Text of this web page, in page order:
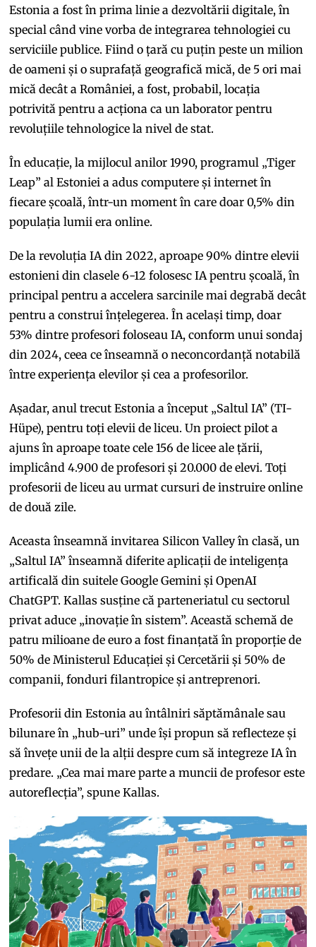
Estonia a fost în prima linie a dezvoltării digitale, în
special când vine vorba de integrarea tehnologiei cu
serviciile publice. Fiind o țară cu puțin peste un milion
de oameni și o suprafață geografică mică, de 5 ori mai
mică decât a României, a fost, probabil, locația
potrivită pentru a acționa ca un laborator pentru
revoluțiile tehnologice la nivel de stat.
În educație, la mijlocul anilor 1990, programul „Tiger
Leap” al Estoniei a adus computere și internet în
fiecare școală, într-un moment în care doar 0,5% din
populația lumii era online.
De la revoluția IA din 2022, aproape 90% dintre elevii
estonieni din clasele 6-12 folosesc IA pentru școală, în
principal pentru a accelera sarcinile mai degrabă decât
pentru a construi înțelegerea. În același timp, doar
53% dintre profesori foloseau IA, conform unui sondaj
din 2024, ceea ce înseamnă o neconcordanță notabilă
între experiența elevilor și cea a profesorilor.
Așadar, anul trecut Estonia a început „Saltul IA” (TI-
Hüpe), pentru toți elevii de liceu. Un proiect pilot a
ajuns în aproape toate cele 156 de licee ale țării,
implicând 4.900 de profesori și 20.000 de elevi. Toți
profesorii de liceu au urmat cursuri de instruire online
de două zile.
Aceasta înseamnă invitarea Silicon Valley în clasă, un
„Saltul IA” înseamnă diferite aplicații de inteligența
artificală din suitele Google Gemini și OpenAI
ChatGPT. Kallas susține că parteneriatul cu sectorul
privat aduce „inovație în sistem”. Această schemă de
patru milioane de euro a fost finanțată în proporție de
50% de Ministerul Educației și Cercetării și 50% de
companii, fonduri filantropice și antreprenori.
Profesorii din Estonia au întâlniri săptămânale sau
bilunare în „hub-uri” unde își propun să reflecteze și
să învețe unii de la alții despre cum să integreze IA în
predare. „Cea mai mare parte a muncii de profesor este
autoreflecția”, spune Kallas.